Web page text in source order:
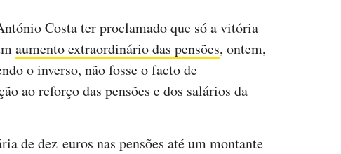
Costa ter proclamado que só a vitória
aumento extraordinário das pensões, ontem,
o inverso, não fosse o facto de
ao reforço das pensões e dos salários da
de dez euros nas pensões até um montante